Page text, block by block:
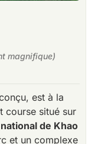
magnifique)
est à la
course situé sur
de Khao
et un complexe